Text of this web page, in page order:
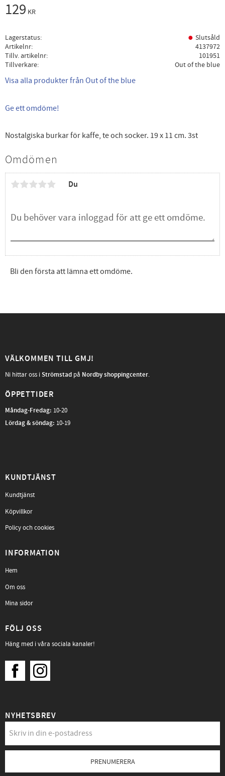
129 KR
Lagerstatus
Slutsåld
Artikelnr
4137972
Tillv. artikelnr
101951
Tillverkare
Out of the blue
Visa alla produkter från Out of the blue
Ge ett omdöme!
Nostalgiska burkar för kaffe, te och socker. 19 x 11 cm. 3st
Omdömen
Du
Bli den första att lämna ett omdöme.
VÄLKOMMEN TILL GMJ!
Ni hittar oss iStrömstad på Nordby shoppingcenter.
ÖPPETTIDER
Måndag-Fredag: 10-20
Lördag & söndag: 10-19
KUNDTJÄNST
Kundtjänst
Köpvillkor
Policy och cookies
INFORMATION
Hem
Om oss
Mina sidor
FÖLJ OSS
Häng med i våra sociala kanaler!
NYHETSBREV
PRENUMERERA